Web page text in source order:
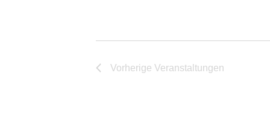
VorherigeVeranstaltungen